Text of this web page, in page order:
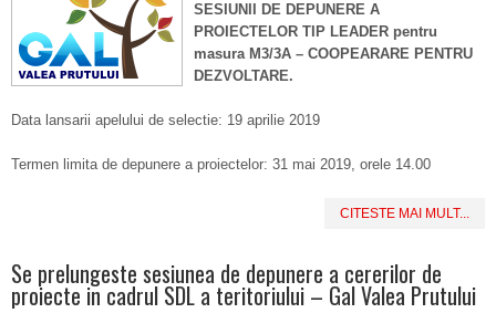
SESIUNII DE DEPUNERE A
PROIECTELOR TIP LEADER pentru
masura M3/3A – COOPEARARE PENTRU
DEZVOLTARE.
Data lansarii apelului de selectie: 19 aprilie 2019
Termen limita de depunere a proiectelor: 31 mai 2019, orele 14.00
CITESTE MAI MULT...
Se prelungeste sesiunea de depunere a cererilor de
proiecte in cadrul SDL a teritoriului – Gal Valea Prutului